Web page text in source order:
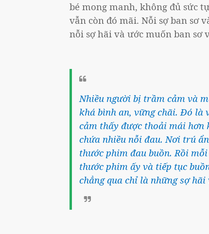
bé mong manh, không đủ sức
vẫn còn đó mãi. Nỗi sợ ban sơ
nỗi sợ hãi và ước muốn ban sơ
Nhiều người bị trầm cảm và
khá bình an, vững chãi. Đó là
cảm thấy được thoải mái hơn
chứa nhiều nỗi đau. Nơi trú
thước phim đau buồn. Rồi
thước phim ấy và tiếp tục
chẳng qua chỉ là những sợ